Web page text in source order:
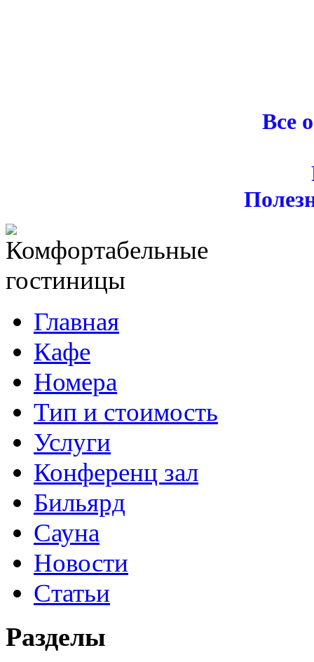
Все
Главная
Кафе
Номера
Тип и стоимость
Услуги
Конференц зал
Бильярд
Сауна
Новости
Статьи
Разделы